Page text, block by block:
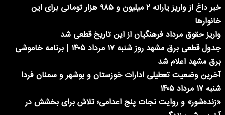
خبر داغ از واریز یارانه ۲ میلیون و ۹۸۵ هزار تومانی برای این
خانوارها
واریز حقوق مرداد فرهنگیان از این تاریخ قطعی شد
جدول قطعی برق مشهد روز شنبه ۱۷ مرداد ۱۴۰۵ | برنامه خاموشی
برق مشهد اعلام شد
آخرین وضعیت تعطیلی ادارات خوزستان و بوشهر و سمنان فردا
شنبه ۱۷ مرداد ۱۴۰۵
«زنده‌شور» و روایت نجات پنج اعدامی؛ تلاش برای بخشش در